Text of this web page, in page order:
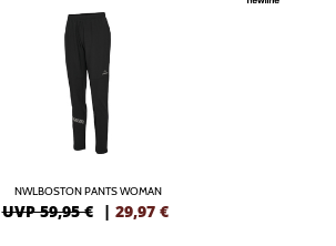
NWLBOSTON PANTS WOMAN
UVP 59,95 € | 29,97 €